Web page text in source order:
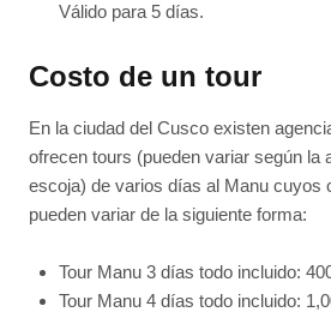
Válido para 5 días.
Costo de un tour
En la ciudad del Cusco existen
ofrecen tours (pueden variar según la
escoja) de varios días al Manu cuyos
pueden variar de la siguiente forma:
Tour Manu 3 días todo incluido:
Tour Manu 4 días todo incluido: